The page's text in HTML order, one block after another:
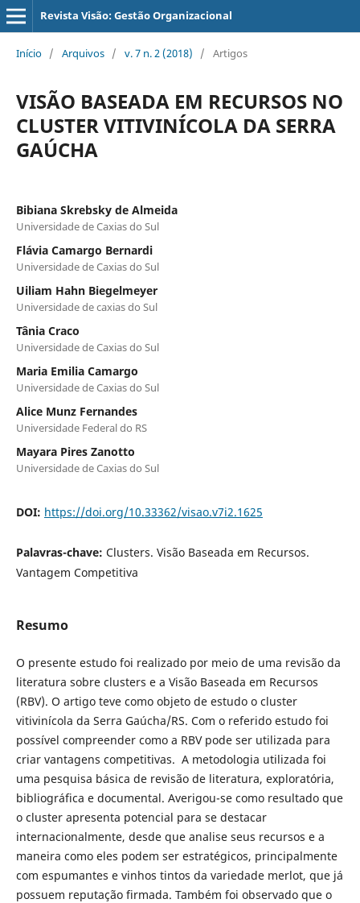
Revista Visão: Gestão Organizacional
Início / Arquivos / v. 7 n. 2 (2018) / Artigos
VISÃO BASEADA EM RECURSOS NO
CLUSTER VITIVINÍCOLA DA SERRA
GAÚCHA
Bibiana Skrebsky de Almeida
Universidade de Caxias do Sul
Flávia Camargo Bernardi
Universidade de Caxias do Sul
Uiliam Hahn Biegelmeyer
Universidade de caxias do Sul
Tânia Craco
Universidade de Caxias do Sul
Maria Emilia Camargo
Universidade de Caxias do Sul
Alice Munz Fernandes
Universidade Federal do RS
Mayara Pires Zanotto
Universidade de Caxias do Sul
DOI: https://doi.org/10.33362/visao.v7i2.1625
Palavras-chave: Clusters. Visão Baseada em Recursos.
Vantagem Competitiva
Resumo
O presente estudo foi realizado por meio de uma revisão da
literatura sobre clusters e a Visão Baseada em Recursos
(RBV). O artigo teve como objeto de estudo o cluster
vitivinícola da Serra Gaúcha/RS. Com o referido estudo foi
possível compreender como a RBV pode ser utilizada para
criar vantagens competitivas. A metodologia utilizada foi
uma pesquisa básica de revisão de literatura, exploratória,
bibliográfica e documental. Averigou-se como resultado que
o cluster apresenta potencial para se destacar
internacionalmente, desde que analise seus recursos e a
maneira como eles podem ser estratégicos, principalmente
com espumantes e vinhos tintos da variedade merlot, que já
possuem reputação firmada. Também foi observado que o